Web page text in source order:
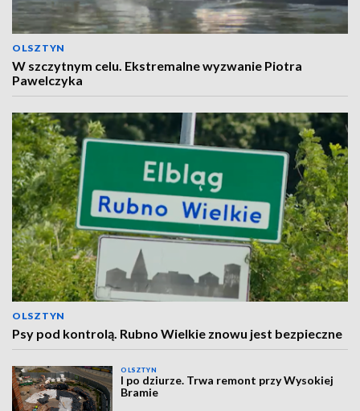
OLSZTYN
W szczytnym celu. Ekstremalne wyzwanie Piotra
Pawelczyka
OLSZTYN
Psy pod kontrolą. Rubno Wielkie znowu jest bezpieczne
OLSZTYN
I po dziurze. Trwa remont przy Wysokiej
Bramie